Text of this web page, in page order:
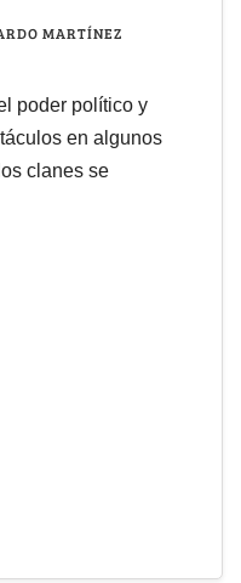
MARTÍNEZ
poder político y
en algunos
clanes se